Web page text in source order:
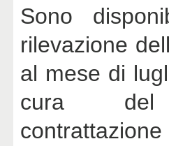
Sono
rilevazione
al mese di
cura del